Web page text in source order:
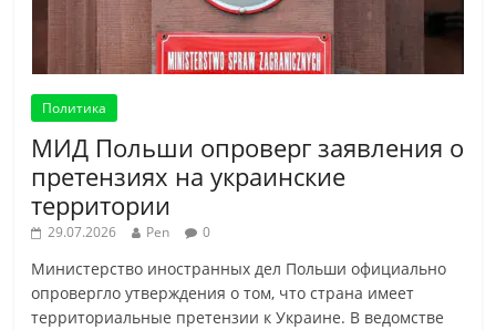
Политика
МИД Польши опроверг заявления о
претензиях на украинские
территории
29.07.2026 Pen 0
Министерство иностранных дел Польши официально
опровергло утверждения о том, что страна имеет
территориальные претензии к Украине. В ведомстве